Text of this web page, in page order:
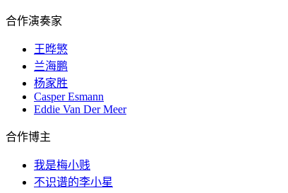
合作演奏家
王晔慜
兰海鹏
杨家胜
Casper Esmann
Eddie Van Der Meer
合作博主
我是梅小贱
不识谱的李小星